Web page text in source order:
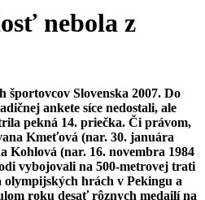
nebola z
športovcov Slovenska 2007. Do
ankete síce nedostali, ale
pekná 14. priečka. Či právom,
Kmeťová (nar. 30. januára
Kohlová (nar. 16. novembra 1984
vybojovali na 500-metrovej trati
hrách v Pekingu a
roku desať rôznych medailí na